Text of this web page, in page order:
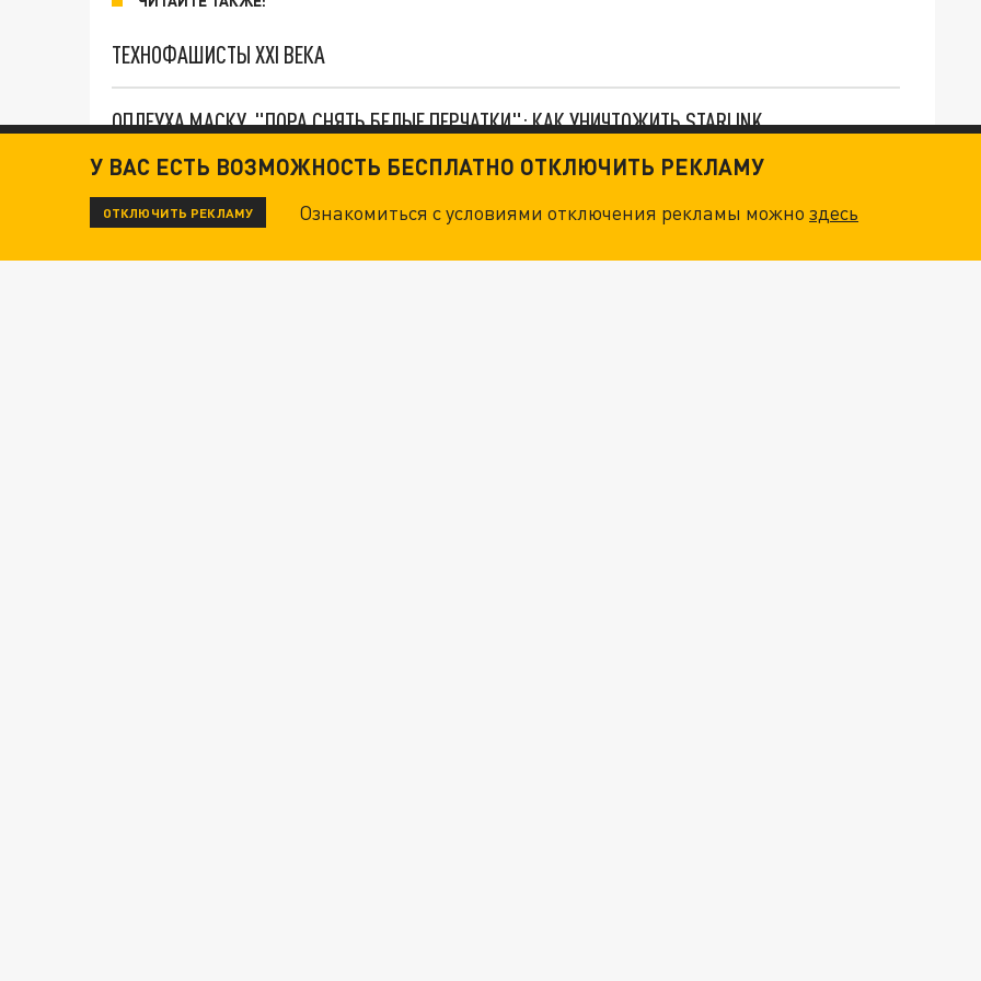
ТЕХНОФАШИСТЫ XXI ВЕКА
ОПЛЕУХА МАСКУ. "ПОРА СНЯТЬ БЕЛЫЕ ПЕРЧАТКИ": КАК УНИЧТОЖИТЬ STARLINK
"ОЧЕНЬ ПЛОХИЕ НОВОСТИ": БОЛЬШАЯ ОШИБКА PALANTIR В РОССИИ. СТРАНЫ НАТО ВПЕРВЫЕ ЗА СВО ОСТАНОВИЛИ ПОСТАВКИ ОРУЖИЯ. ВСУ ТЕРЯЮТ ПРИГРАНИЧЬЕ?
У ВАС ЕСТЬ ВОЗМОЖНОСТЬ БЕСПЛАТНО ОТКЛЮЧИТЬ РЕКЛАМУ
ОТКЛЮЧИТЬ РЕКЛАМУ Ознакомиться с условиями отключения рекламы можноздесь